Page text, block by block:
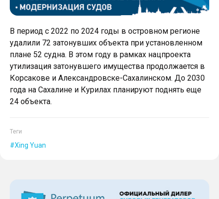
В период с 2022 по 2024 годы в островном регионе
удалили 72 затонувших объекта при установленном
плане 52 судна. В этом году в рамках нацпроекта
утилизация затонувшего имущества продолжается в
Корсакове и Александровске-Сахалинском. До 2030
года на Сахалине и Курилах планируют поднять еще
24 объекта.
Теги
Xing Yuan